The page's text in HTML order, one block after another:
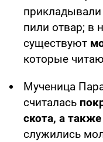
пили отвар; в
существуют
которые
Мученица
считалась
скота, а
служились